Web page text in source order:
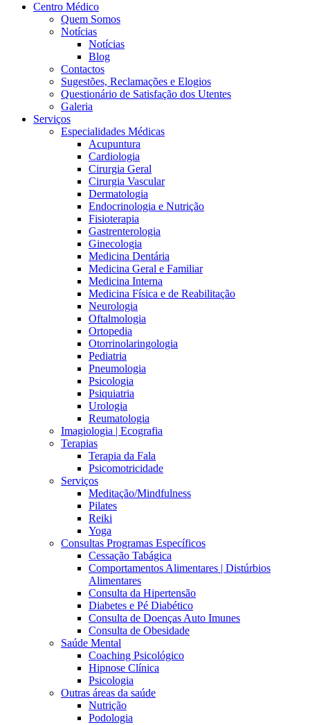
Centro Médico
Quem Somos
Notícias
Notícias
Blog
Contactos
Sugestões, Reclamações e Elogios
Questionário de Satisfação dos Utentes
Galeria
Serviços
Especialidades Médicas
Acupuntura
Cardiologia
Cirurgia Geral
Cirurgia Vascular
Dermatologia
Endocrinologia e Nutrição
Fisioterapia
Gastrenterologia
Ginecologia
Medicina Dentária
Medicina Geral e Familiar
Medicina Interna
Medicina Física e de Reabilitação
Neurologia
Oftalmologia
Ortopedia
Otorrinolaringologia
Pediatria
Pneumologia
Psicologia
Psiquiatria
Urologia
Reumatologia
Imagiologia | Ecografia
Terapias
Terapia da Fala
Psicomotricidade
Serviços
Meditação/Mindfulness
Pilates
Reiki
Yoga
Consultas Programas Específicos
Cessação Tabágica
Comportamentos Alimentares | Distúrbios
Alimentares
Consulta da Hipertensão
Diabetes e Pé Diabético
Consulta de Doenças Auto Imunes
Consulta de Obesidade
Saúde Mental
Coaching Psicológico
Hipnose Clínica
Psicologia
Outras áreas da saúde
Nutrição
Podologia